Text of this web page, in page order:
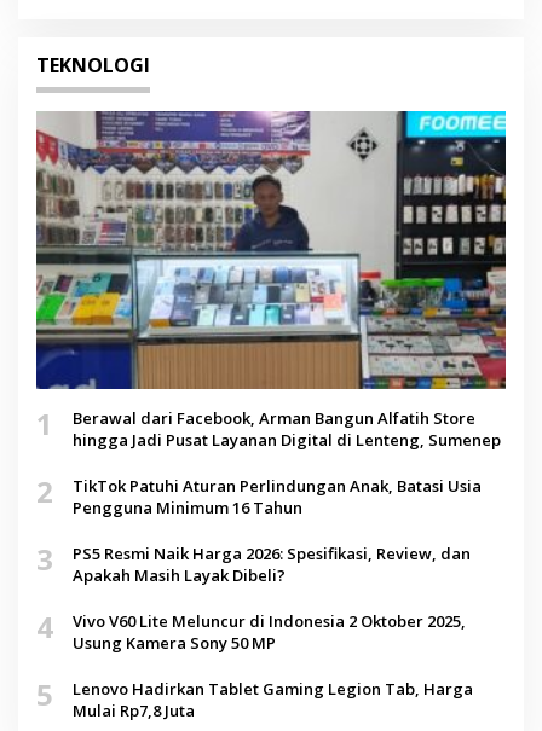
TEKNOLOGI
1
Berawal dari Facebook, Arman Bangun Alfatih Store
hingga Jadi Pusat Layanan Digital di Lenteng, Sumenep
2
TikTok Patuhi Aturan Perlindungan Anak, Batasi Usia
Pengguna Minimum 16 Tahun
3
PS5 Resmi Naik Harga 2026: Spesifikasi, Review, dan
Apakah Masih Layak Dibeli?
4
Vivo V60 Lite Meluncur di Indonesia 2 Oktober 2025,
Usung Kamera Sony 50 MP
5
Lenovo Hadirkan Tablet Gaming Legion Tab, Harga
Mulai Rp7,8 Juta